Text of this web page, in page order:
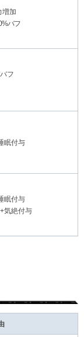
増加
バフ
フ
眠付与
眠付与
気絶付与